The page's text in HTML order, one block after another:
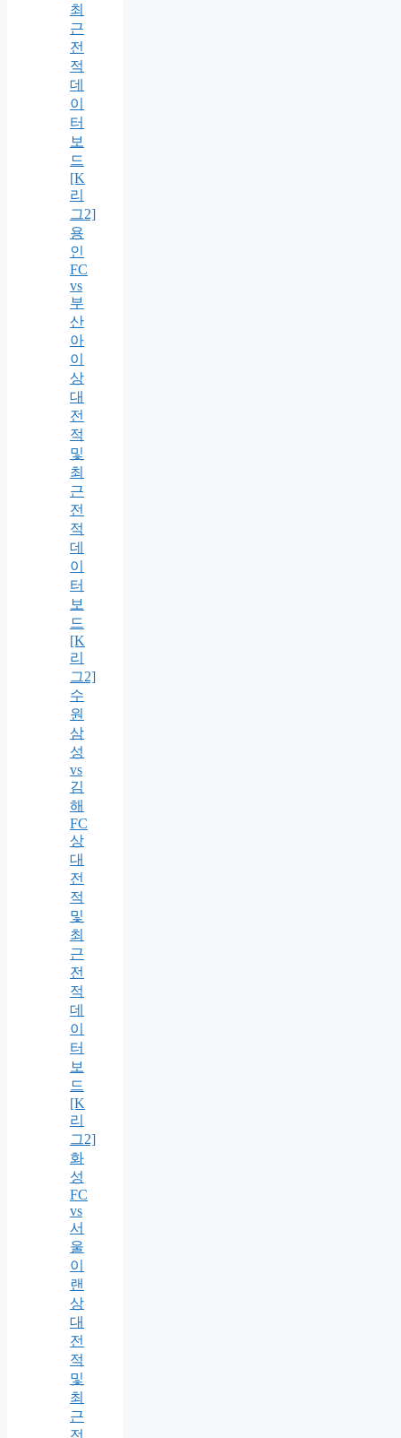
최
근
전
적
데
이
터
보
드
[K
리
그2]
용
인
FC
vs
부
산
아
이
상
대
전
적
및
최
근
전
적
데
이
터
보
드
[K
리
그2]
수
원
삼
성
vs
김
해
FC
상
대
전
적
및
최
근
전
적
데
이
터
보
드
[K
리
그2]
화
성
FC
vs
서
울
이
랜
상
대
전
적
및
최
근
전